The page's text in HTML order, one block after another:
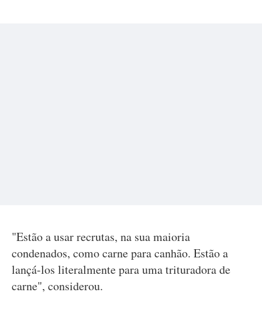
"Estão a usar recrutas, na sua maioria
condenados, como carne para canhão. Estão a
lançá-los literalmente para uma trituradora de
carne", considerou.